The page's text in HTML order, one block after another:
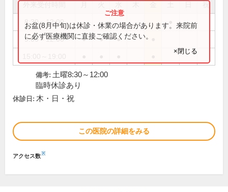
祝
8:30～12:00
9:00～12:00 ● ● ●
お盆(8月中旬)は休診・休業の場合があります。来院前
に必ず医療機関に直接ご確認ください。
×閉じる
備考: 土曜8:30～12:00
臨時休診あり
休診日: 木・日・祝
この医院の詳細をみる
アクセス数※